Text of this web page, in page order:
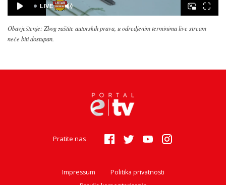
Obavještenje: Zbog zaštite autorskih prava, u odredjenim terminima live stream
neće biti dostupan.
Pratite nas
Impressum
Politika privatnosti